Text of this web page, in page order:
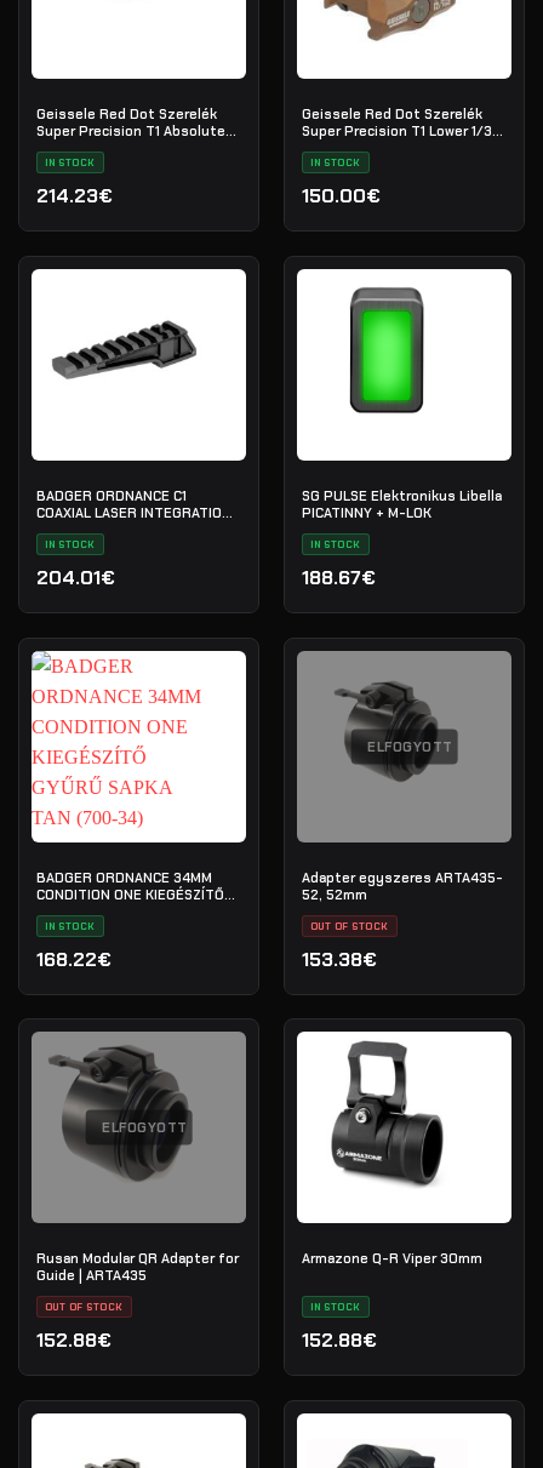
Geissele Red Dot Szerelék
Super Precision T1 Absolute
Co-Witness - DDC
IN STOCK
214.23€
Geissele Red Dot Szerelék
Super Precision T1 Lower 1/3
Co-Witness
IN STOCK
150.00€
BADGER ORDNANCE C1
COAXIAL LASER INTEGRATION
FIXTURE 9 SLOT RAIL BLACK
(700-20B)
IN STOCK
204.01€
SG PULSE Elektronikus Libella
PICATINNY + M-LOK
IN STOCK
188.67€
BADGER ORDNANCE 34MM
CONDITION ONE KIEGÉSZÍTŐ
IN STOCK
168.22€
ELFOGYOTT
Adapter egyszeres ARTA435-
52, 52mm
OUT OF STOCK
153.38€
ELFOGYOTT
Rusan Modular QR Adapter for
Guide | ARTA435
OUT OF STOCK
152.88€
Armazone Q-R Viper 30mm
IN STOCK
152.88€